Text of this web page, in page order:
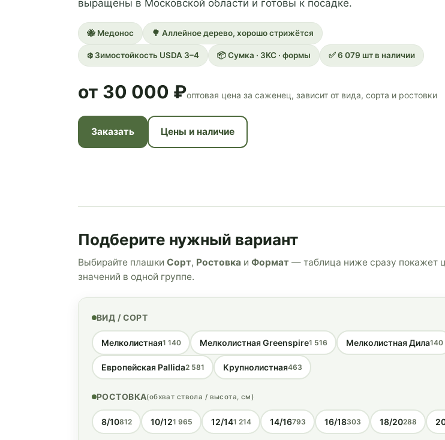
выращены в Московской области и готовы к посадке.
🐝 Медонос 🌳 Аллейное дерево, хорошо стрижётся
❄️ Зимостойкость USDA 3–4 📦 Сумка · ЗКС · формы ✅ 6 079 шт в наличии
от 30 000 ₽оптовая цена за саженец, зависит от вида, сорта и ростовки
Заказать Цены и наличие
Подберите нужный вариант
Выбирайте плашки Сорт, Ростовка и Формат — таблица ниже сразу покажет
значений в одной группе.
ВИД / СОРТ
Мелколистная1 140 Мелколистная Greenspire1 516 Мелколистная Дила140
Европейская Pallida2 581 Крупнолистная463
РОСТОВКА(обхват ствола / высота, см)
8/10812 10/121 965 12/141 214 14/16793 16/18303 18/20288